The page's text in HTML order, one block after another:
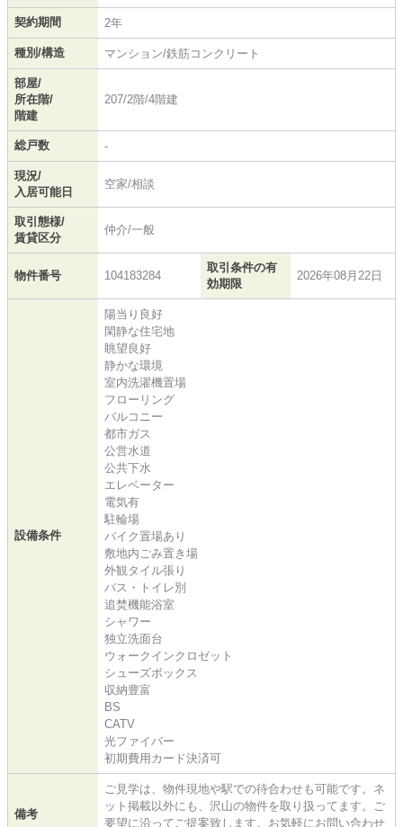
契約期間 2年
種別/構造 マンション/鉄筋コンクリート
部屋/
所在階/
階建
207/2階/4階建
総戸数 -
現況/
入居可能日
空家/相談
取引態様/
賃貸区分
仲介/一般
物件番号 104183284
取引条件の有
効期限
2026年08月22日
設備条件
陽当り良好
閑静な住宅地
眺望良好
静かな環境
室内洗濯機置場
フローリング
バルコニー
都市ガス
公営水道
公共下水
エレベーター
電気有
駐輪場
バイク置場あり
敷地内ごみ置き場
外観タイル張り
バス・トイレ別
追焚機能浴室
シャワー
独立洗面台
ウォークインクロゼット
シューズボックス
収納豊富
BS
CATV
光ファイバー
初期費用カード決済可
備考
ご見学は、物件現地や駅での待合わせも可能です。ネ
ット掲載以外にも、沢山の物件を取り扱ってます。ご
要望に沿ってご提案致します。お気軽にお問い合わせ